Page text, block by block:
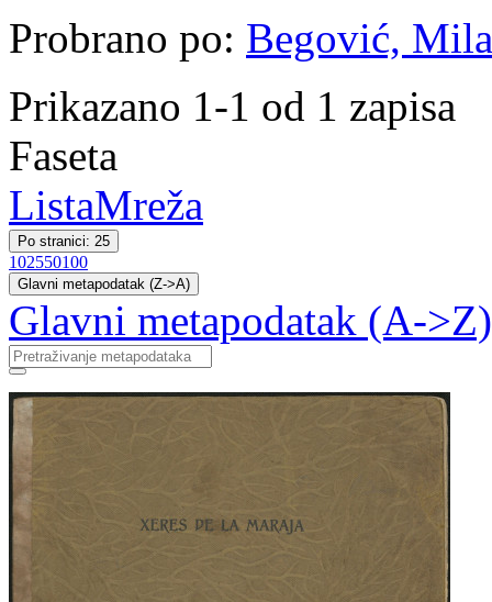
Probrano po: Begović,
Prikazano 1-1 od 1 zapisa
Faseta
ListaMreža
Po stranici: 25
102550100
Glavni metapodatak (Z->A)
Glavni metapodatak (A->Z)